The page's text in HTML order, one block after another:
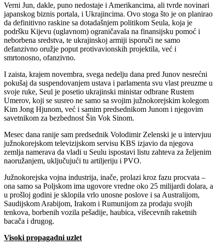
Verni Jun, dakle, puno nedostaje i Amerikancima, ali tvrde novinari
japanskog biznis portala, i Ukrajincima. Ovo stoga što je on planirao
da definitivno raskine sa dotadašnjem politikom Seula, koja je
podršku Kijevu (uglavnom) ograničavala na finansijsku pomoć i
neborbena sredstva, te ukrajinskoj armiji isporuči ne samo
defanzivno oružje poput protivavionskih projektila, već i
smrtonosno, ofanzivno.
I zaista, krajem novembra, svega nedelju dana pred Junov nesrećni
pokušaj da suspendovanjem ustava i parlamenta svu vlast preuzme u
svoje ruke, Seul je posetio ukrajinski ministar odbrane Rustem
Umerov, koji se susreo ne samo sa svojim južnokorejskim kolegom
Kim Jong Hjunom, već i samim predsednikom Junom i njegovim
savetnikom za bezbednost Šin Vok Sinom.
Mesec dana ranije sam predsednik Volodimir Zelenski je u intervjuu
južnokorejskom televizijskom servisu KBS izjavio da njegova
zemlja namerava da vladi u Seulu ispostavi listu zahteva za željenim
naoružanjem, uključujući tu artiljeriju i PVO.
Južnokorejska vojna industrija, inače, prolazi kroz fazu procvata –
ona samo sa Poljskom ima ugovore vredne oko 25 milijardi dolara, a
u prošloj godini je sklopila vrlo unosne poslove i sa Australijom,
Saudijskom Arabijom, Irakom i Rumunijom za prodaju svojih
tenkova, borbenih vozila pešadije, haubica, višecevnih raketnih
bacača i drugog.
Visoki propagadni uzlet